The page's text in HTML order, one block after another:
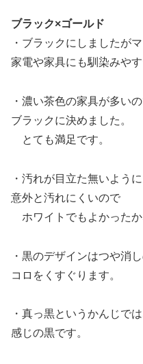
ブラック×ゴールド
・ブラックにしましたが
家電や家具にも馴染みやす
・濃い茶色の家具が多い
ブラックに決めました。
とても満足です。
・汚れが目立た無いよう
意外と汚れにくいので
ホワイトでもよかったか
・黒のデザインはつや消
コロをくすぐります。
・真っ黒というかんじで
感じの黒です。